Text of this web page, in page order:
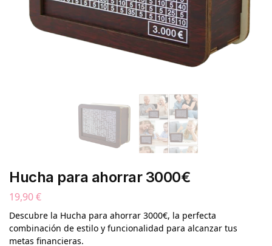
Hucha para ahorrar 3000€
19,90€
Descubre la Hucha para ahorrar 3000€, la perfecta
combinación de estilo y funcionalidad para alcanzar tus
metas financieras.